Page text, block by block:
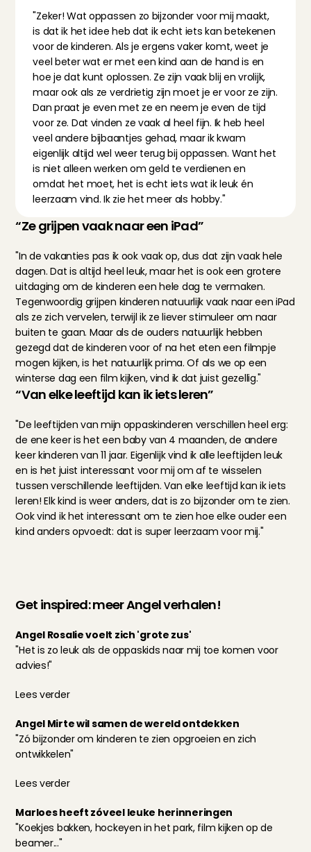
"Zeker! Wat oppassen zo bijzonder voor mij maakt,
is dat ik het idee heb dat ik echt iets kan betekenen
voor de kinderen. Als je ergens vaker komt, weet je
veel beter wat er met een kind aan de hand is en
hoe je dat kunt oplossen. Ze zijn vaak blij en vrolijk,
maar ook als ze verdrietig zijn moet je er voor ze zijn.
Dan praat je even met ze en neem je even de tijd
voor ze. Dat vinden ze vaak al heel fijn. Ik heb heel
veel andere bijbaantjes gehad, maar ik kwam
eigenlijk altijd wel weer terug bij oppassen. Want het
is niet alleen werken om geld te verdienen en
omdat het moet, het is echt iets wat ik leuk én
leerzaam vind. Ik zie het meer als hobby."
“Ze grijpen vaak naar een iPad”
"In de vakanties pas ik ook vaak op, dus dat zijn vaak hele
dagen. Dat is altijd heel leuk, maar het is ook een grotere
uitdaging om de kinderen een hele dag te vermaken.
Tegenwoordig grijpen kinderen natuurlijk vaak naar een iPad
als ze zich vervelen, terwijl ik ze liever stimuleer om naar
buiten te gaan. Maar als de ouders natuurlijk hebben
gezegd dat de kinderen voor of na het eten een filmpje
mogen kijken, is het natuurlijk prima. Of als we op een
winterse dag een film kijken, vind ik dat juist gezellig."
“Van elke leeftijd kan ik iets leren”
"De leeftijden van mijn oppaskinderen verschillen heel erg:
de ene keer is het een baby van 4 maanden, de andere
keer kinderen van 11 jaar. Eigenlijk vind ik alle leeftijden leuk
en is het juist interessant voor mij om af te wisselen
tussen verschillende leeftijden. Van elke leeftijd kan ik iets
leren! Elk kind is weer anders, dat is zo bijzonder om te zien.
Ook vind ik het interessant om te zien hoe elke ouder een
kind anders opvoedt: dat is super leerzaam voor mij."
Get inspired: meer Angel verhalen!
Angel Rosalie voelt zich 'grote zus'
"Het is zo leuk als de oppaskids naar mij toe komen voor
advies!"
Lees verder
Angel Mirte wil samen de wereld ontdekken
"Zó bijzonder om kinderen te zien opgroeien en zich
ontwikkelen"
Lees verder
Marloes heeft zóveel leuke herinneringen
"Koekjes bakken, hockeyen in het park, film kijken op de
beamer..."